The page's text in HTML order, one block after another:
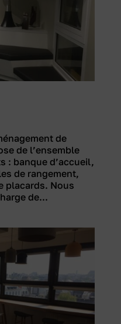
de
de l’ensemble
: banque d’accueil,
de rangement,
placards. Nous
de...